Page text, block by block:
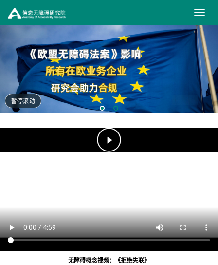
信
息
无
障
碍
研
究
新
暂停滚动
无障碍概念视频：《拒绝失联》